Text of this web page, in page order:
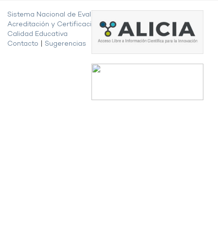
Sistema Nacional de Evaluación,
Acreditación y Certificación de la
Calidad Educativa
Contacto
Sugerencias